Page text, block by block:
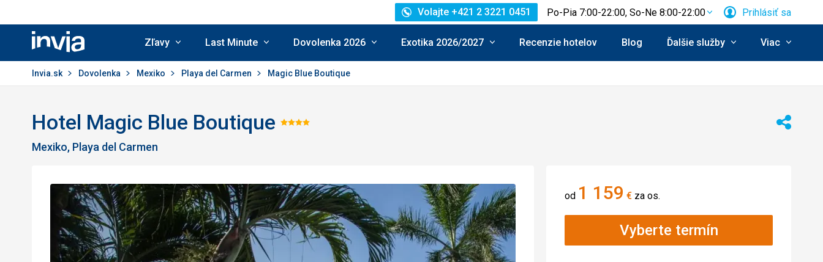
Invia.sk
Volajte +421 2 3221 0451 Po-Pia 7:00-22:00, So-Ne 8:00-22:00 Prihlásiť sa
Zľavy Last Minute Dovolenka 2026 Exotika 2026/2027 Recenzie hotelov Blog Ďalšie služby Viac
Invia.sk Dovolenka Mexiko Playa del Carmen Magic Blue Boutique
Hotel Magic Blue Boutique Hodnotenie:
Mexiko, Playa del Carmen
Zdieľať
od 1 159 € za os.
Vyberte termín